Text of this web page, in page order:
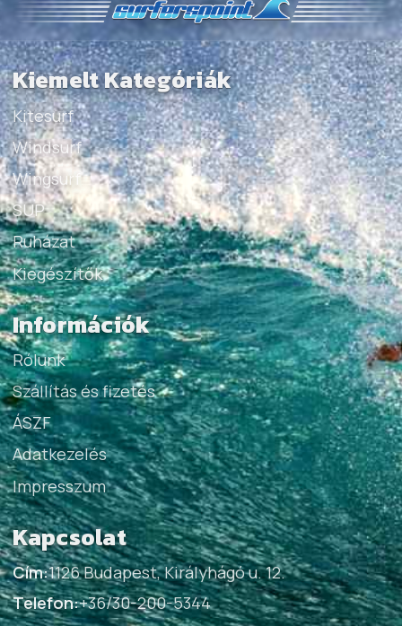
Kiemelt Kategóriák
Kitesurf
Windsurf
Wingsurf
SUP
Ruházat
Kiegészítők
Információk
Rólunk
Szállítás és fizetés
ÁSZF
Adatkezelés
Impresszum
Kapcsolat
Cím:1126 Budapest, Királyhágó u. 12.
Telefon:+36/30-200-5344